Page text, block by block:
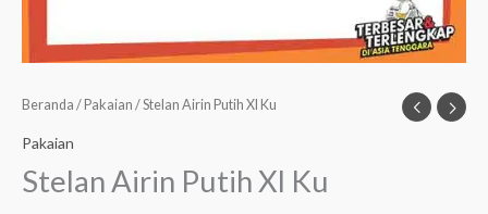
Beranda / Pakaian / Stelan Airin Putih Xl Ku
Pakaian
Stelan Airin Putih Xl Ku